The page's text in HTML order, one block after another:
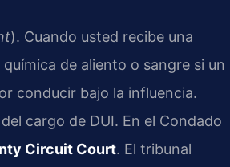
). Cuando usted recibe una
de aliento o sangre si un
conducir bajo la influencia.
cargo de DUI. En el Condado
Circuit Court. El tribunal